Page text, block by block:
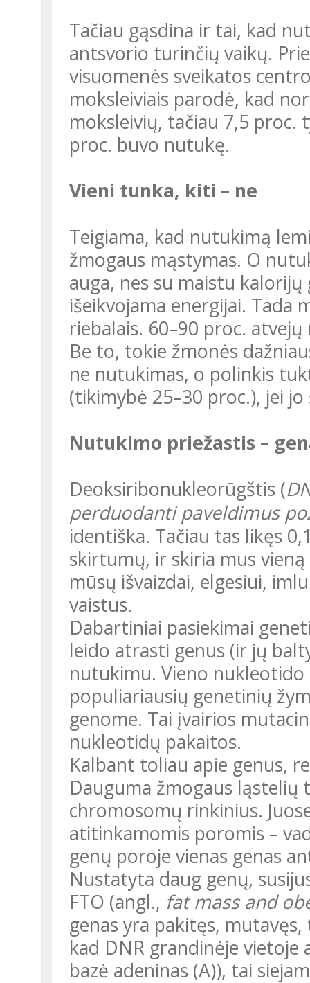
Tačiau gąsdina ir tai, kad nutukimas jaunėja, t.y. daugėja
antsvorio turinčių vaikų.
visuomenės sveikatos
moksleiviais parodė, kad
moksleivių, tačiau 7,5 proc.
proc. buvo nutukę.
Vieni tunka, kiti – ne
Teigiama, kad nutukimą lemia genetika, elgesys, kultūra ir netgi
žmogaus mąstymas. O
auga, nes su maistu
išeikvojama energijai. Tada
riebalais. 60–90 proc.
Be to, tokie žmonės
ne nutukimas, o polinkis
(tikimybė 25–30 proc.), jei
Nutukimo priežastis –
Deoksiribonukleorūgštis (
perduodanti paveldimus
identiška. Tačiau tas likęs
skirtumų, ir skiria mus
mūsų išvaizdai, elgesiui,
vaistus.
Dabartiniai pasiekimai genetikos ir molekulinės biologijos srityse
leido atrasti genus (ir jų
nutukimu. Vieno nukleotido
populiariausių genetinių
genome. Tai įvairios
nukleotidų pakaitos.
Kalbant toliau apie genus, reikia paaiškinti, kas yra alelis.
Dauguma žmogaus
chromosomų rinkinius.
atitinkamomis poromis –
genų poroje vienas genas
Nustatyta daug genų, susijusių su kūno svoriu, vienas iš jų yra
FTO (angl., fat mass and
genas yra pakitęs,
kad DNR grandinėje vietoje
bazė adeninas (A)), tai